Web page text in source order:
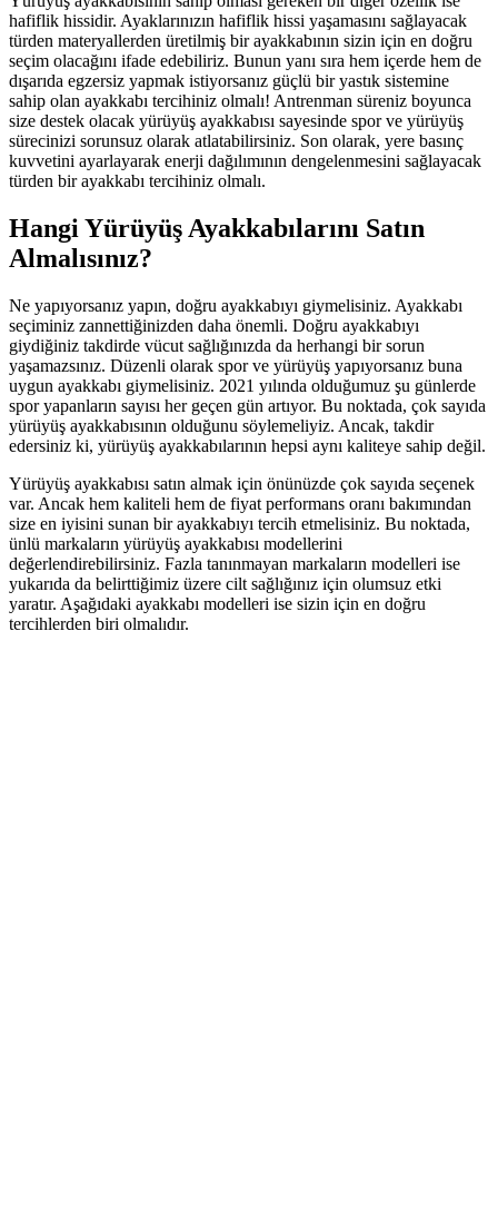
hafiflik hissidir. Ayaklarınızın hafiflik hissi yaşamasını sağlayacak
türden materyallerden üretilmiş bir ayakkabının sizin için en doğru
seçim olacağını ifade edebiliriz. Bunun yanı sıra hem içerde hem de
dışarıda egzersiz yapmak istiyorsanız güçlü bir yastık sistemine
sahip olan ayakkabı tercihiniz olmalı! Antrenman süreniz boyunca
size destek olacak yürüyüş ayakkabısı sayesinde spor ve yürüyüş
sürecinizi sorunsuz olarak atlatabilirsiniz. Son olarak, yere basınç
kuvvetini ayarlayarak enerji dağılımının dengelenmesini sağlayacak
türden bir ayakkabı tercihiniz olmalı.
Hangi Yürüyüş Ayakkabılarını Satın
Almalısınız?
Ne yapıyorsanız yapın, doğru ayakkabıyı giymelisiniz. Ayakkabı
seçiminiz zannettiğinizden daha önemli. Doğru ayakkabıyı
giydiğiniz takdirde vücut sağlığınızda da herhangi bir sorun
yaşamazsınız. Düzenli olarak spor ve yürüyüş yapıyorsanız buna
uygun ayakkabı giymelisiniz. 2021 yılında olduğumuz şu günlerde
spor yapanların sayısı her geçen gün artıyor. Bu noktada, çok sayıda
yürüyüş ayakkabısının olduğunu söylemeliyiz. Ancak, takdir
edersiniz ki, yürüyüş ayakkabılarının hepsi aynı kaliteye sahip değil.
Yürüyüş ayakkabısı satın almak için önünüzde çok sayıda seçenek
var. Ancak hem kaliteli hem de fiyat performans oranı bakımından
size en iyisini sunan bir ayakkabıyı tercih etmelisiniz. Bu noktada,
ünlü markaların yürüyüş ayakkabısı modellerini
değerlendirebilirsiniz. Fazla tanınmayan markaların modelleri ise
yukarıda da belirttiğimiz üzere cilt sağlığınız için olumsuz etki
yaratır. Aşağıdaki ayakkabı modelleri ise sizin için en doğru
tercihlerden biri olmalıdır.